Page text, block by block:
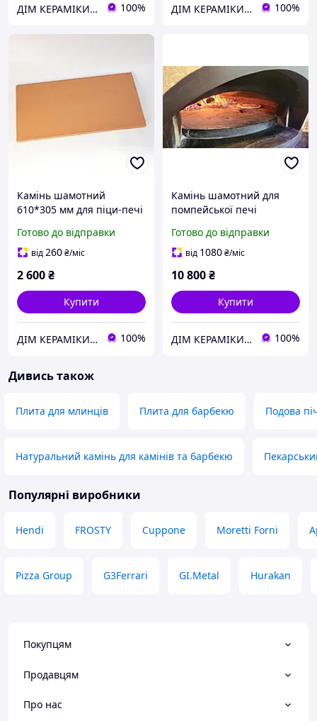
ДІМ КЕРАМІКИ Shostak 100% ДІМ КЕРАМІКИ Shostak 100%
Камінь шамотний
610*305 мм для піци-печі
Готово до відправки
від260₴/міс
2 600₴
Купити
ДІМ КЕРАМІКИ Shostak 100%
Камінь шамотний для
помпейської печі
Готово до відправки
від 1080₴/міс
10 800₴
Купити
ДІМ КЕРАМІКИ Shostak 100%
Дивись також
Плита для млинців Плита для барбекю Подова
Натуральний камінь для камінів та барбекю
Популярні виробники
Hendi FROSTY Cuppone Moretti Forni
Pizza Group G3Ferrari GI.Metal Hurakan
Покупцям
Продавцям
Про нас